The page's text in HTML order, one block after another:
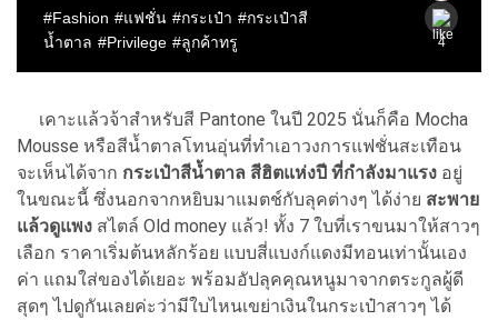
เคาะแล้วจ้าสำหรับสี Pantone ในปี 2025 นั่นก็คือ Mocha
Mousse หรือสีน้ำตาลโทนอุ่นที่ทำเอาวงการแฟชั่นสะเทือน
จะเห็นได้จาก กระเป๋าสีน้ำตาล สีฮิตแห่งปี ที่กำลังมาแรง อยู่
ในขณะนี้ ซึ่งนอกจากหยิบมาแมตช์กับลุคต่างๆ ได้ง่าย สะพาย
แล้วดูแพง สไตล์ Old money แล้ว! ทั้ง 7 ใบที่เราขนมาให้สาวๆ
เลือก ราคาเริ่มต้นหลักร้อย แบบสี่แบงก์แดงมีทอนเท่านั้นเอง
ค่า แถมใส่ของได้เยอะ พร้อมอัปลุคคุณหนูมาจากตระกูลผู้ดี
สุดๆ ไปดูกันเลยค่ะว่ามีใบไหนเขย่าเงินในกระเป๋าสาวๆ ได้